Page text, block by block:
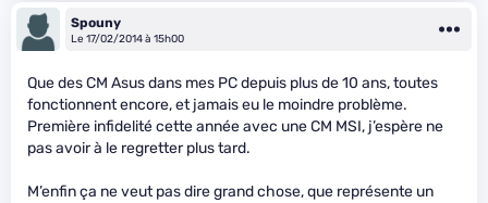
Spouny
Le 17/02/2014 à 15h00
Que des CM Asus dans mes PC depuis plus de 10 ans, toutes
fonctionnent encore, et jamais eu le moindre problème.
Première infidelité cette année avec une CM MSI, j’espère ne
pas avoir à le regretter plus tard.
M’enfin ça ne veut pas dire grand chose, que représente un